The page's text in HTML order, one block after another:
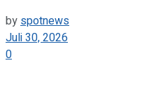
by spotnews
Juli 30, 2026
0